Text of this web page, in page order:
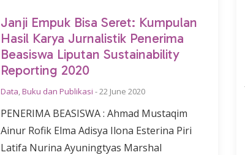
Janji Empuk Bisa Seret: Kumpulan
Hasil Karya Jurnalistik Penerima
Beasiswa Liputan Sustainability
Reporting 2020
Data,Buku dan Publikasi -22 June 2020
PENERIMA BEASISWA : Ahmad Mustaqim
Ainur Rofik Elma Adisya Ilona Esterina Piri
Latifa Nurina Ayuningtyas Marshal